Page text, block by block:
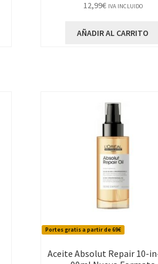
12,99€ IVA INCLUIDO
AÑADIR AL CARRITO
Portes gratis a partir de 69€
Aceite Absolut Repair 10-